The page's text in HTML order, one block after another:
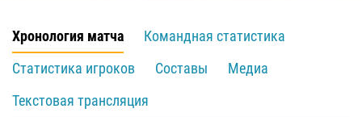
Хронология матча
Командная статистика
Статистика игроков
Составы
Медиа
Текстовая трансляция